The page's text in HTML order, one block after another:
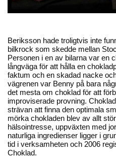
Beriksson hade troligtvis inte
bilkrock som skedde mellan
Personen i en av bilarna var en
långväga för att hålla en
faktum och en skadad nacke
vägrenen var Benny på bara
det mesta om choklad för att
improviserade provning.
strävan att finna den optimala
mörka chokladen blev av allt
hälsointresse, uppväxten med
naturliga ingredienser ligger i
tid i verksamheten och 2006
Choklad.